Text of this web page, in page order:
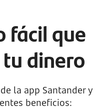
fácil que
dinero
la app Santander y
beneficios: